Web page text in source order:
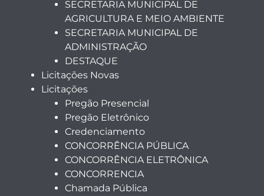
SECRETARIA MUNICIPAL DE
AGRICULTURA E MEIO AMBIENTE
SECRETARIA MUNICIPAL DE
ADMINISTRAÇÃO
DESTAQUE
Licitações Novas
Licitações
Pregão Presencial
Pregão Eletrônico
Credenciamento
CONCORRÊNCIA PÚBLICA
CONCORRÊNCIA ELETRÔNICA
CONCORRENCIA
Chamada Pública